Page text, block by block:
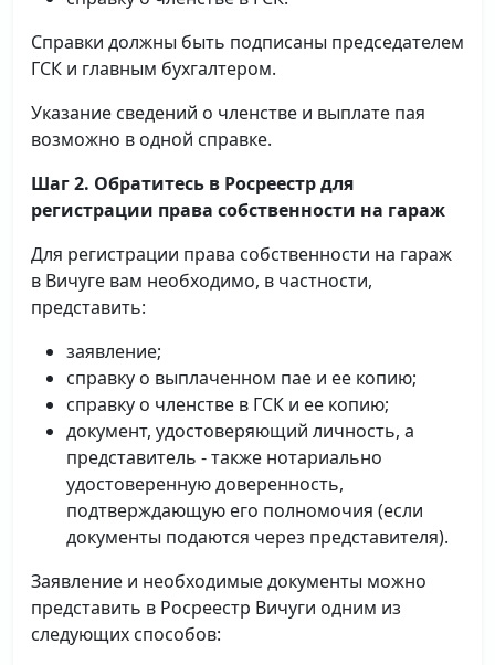
Справки должны быть подписаны председателем
ГСК и главным бухгалтером.
Указание сведений о членстве и выплате пая
возможно в одной справке.
Шаг 2. Обратитесь в Росреестр для
регистрации права собственности на гараж
Для регистрации права собственности на гараж
в Вичуге вам необходимо, в частности,
представить:
заявление;
справку о выплаченном пае и ее копию;
справку о членстве в ГСК и ее копию;
документ, удостоверяющий личность, а
представитель - также нотариально
удостоверенную доверенность,
подтверждающую его полномочия (если
документы подаются через представителя).
Заявление и необходимые документы можно
представить в Росреестр Вичуги одним из
следующих способов: